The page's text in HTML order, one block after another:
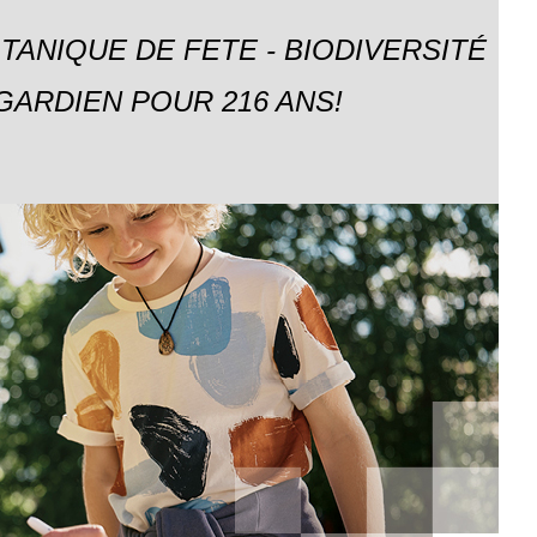
DE FETE - BIODIVERSITÉ
POUR 216 ANS!